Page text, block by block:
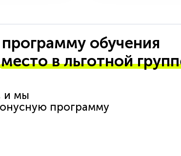
обучения
место в льготной
и мы
программу